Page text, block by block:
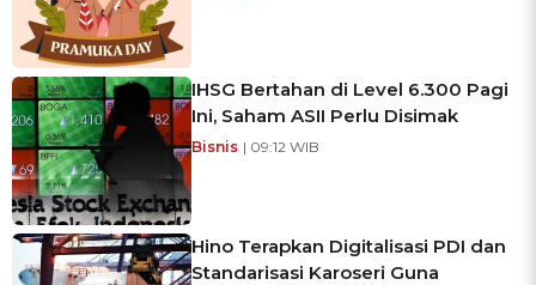
IHSG Bertahan di Level 6.300 Pagi
Ini, Saham ASII Perlu Disimak
Bisnis | 09:12 WIB
Hino Terapkan Digitalisasi PDI dan
Standarisasi Karoseri Guna